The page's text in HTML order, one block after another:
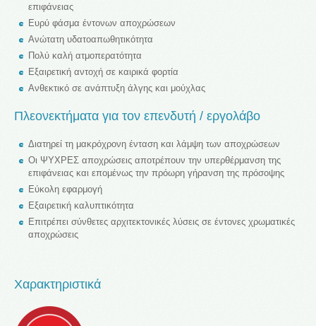
επιφάνειας
Ευρύ φάσμα έντονων αποχρώσεων
Ανώτατη υδατοαπωθητικότητα
Πολύ καλή ατμοπερατότητα
Εξαιρετική αντοχή σε καιρικά φορτία
Ανθεκτικό σε ανάπτυξη άλγης και μούχλας
Πλεονεκτήματα για τον επενδυτή / εργολάβο
Διατηρεί τη μακρόχρονη ένταση και λάμψη των αποχρώσεων
Οι ΨΥΧΡΕΣ αποχρώσεις αποτρέπουν την υπερθέρμανση της
επιφάνειας και επομένως την πρόωρη γήρανση της πρόσοψης
Εύκολη εφαρμογή
Εξαιρετική καλυπτικότητα
Επιτρέπει σύνθετες αρχιτεκτονικές λύσεις σε έντονες χρωματικές
αποχρώσεις
Χαρακτηριστικά